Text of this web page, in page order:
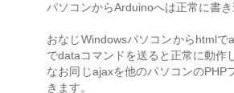
パソコンからArduinoへは正常に書き
おなじWindowsパソコンからhtmlで
でdataコマンドを送ると正常に動作
なお同じajaxを他のパソコンのPHP
きます。